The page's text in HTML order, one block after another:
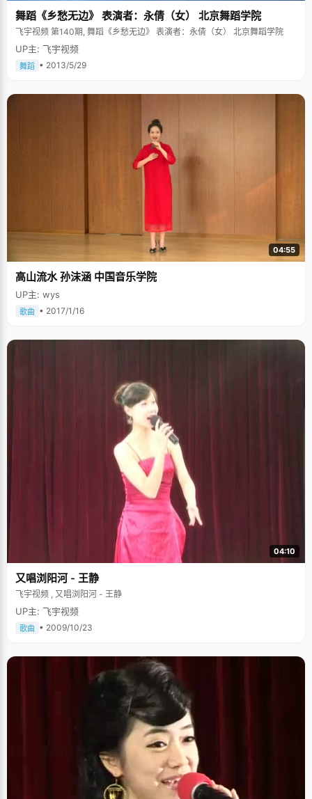
舞蹈《乡愁无边》 表演者：永倩（女） 北京舞蹈学院
飞宇视频 第140期, 舞蹈《乡愁无边》 表演者：永倩（女） 北京舞蹈学院
UP主: 飞宇视频
舞蹈 • 2013/5/29
04:55
高山流水 孙沫涵 中国音乐学院
UP主: wys
歌曲 • 2017/1/16
04:10
又唱浏阳河 - 王静
飞宇视频 , 又唱浏阳河 - 王静
UP主: 飞宇视频
歌曲 • 2009/10/23